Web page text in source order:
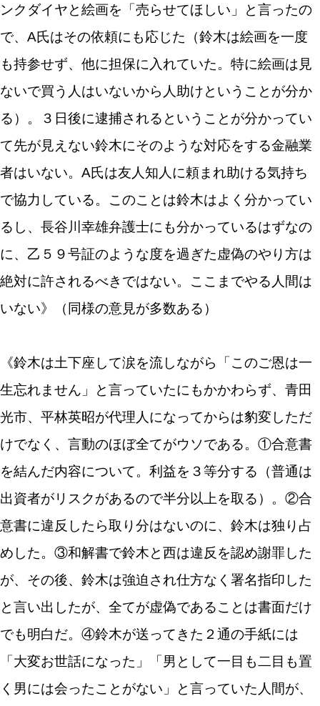
ンクダイヤと絵画を「売らせてほしい」と言ったの
で、A氏はその依頼にも応じた（鈴木は絵画を一度
も持参せず、他に担保に入れていた。特に絵画は見
ないで買う人はいないから人助けということが分か
る）。３日後に逮捕されるということが分かってい
て先が見えない鈴木にそのような対応をする金融業
者はいない。A氏は友人知人に頼まれ助ける気持ち
で協力している。このことは鈴木はよく分かってい
るし、長谷川幸雄弁護士にも分かっているはずなの
に、乙５９号証のような度を過ぎた虚偽のやり方は
絶対に許されるべきではない。ここまでやる人間は
いない》（同様の意見が多数ある）
《鈴木は土下座して涙を流しながら「このご恩は一
生忘れません」と言っていたにもかかわらず、青田
光市、平林英昭が代理人になってからは豹変しただ
けでなく、言動のほぼ全てがウソである。①合意書
を結んだ内容について。利益を３等分する（普通は
出資者がリスクがあるので半分以上を取る）。②合
意書に違反したら取り分はないのに、鈴木は独り占
めした。③和解書で鈴木と西は違反を認め謝罪した
が、その後、鈴木は強迫され仕方なく署名指印した
と言い出したが、全てが虚偽であることは書面だけ
でも明白だ。④鈴木が送ってきた２通の手紙には
「大変お世話になった」「男として一目も二目も置
く男には会ったことがない」と言っていた人間が、